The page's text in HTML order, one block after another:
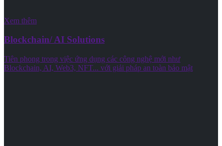
Xem thêm
Blockchain/ AI Solutions
Tiên phong trong việc ứng dụng các công nghệ mới như
Blockchain, AI, Web3, NFT... với giải pháp an toàn bảo mật